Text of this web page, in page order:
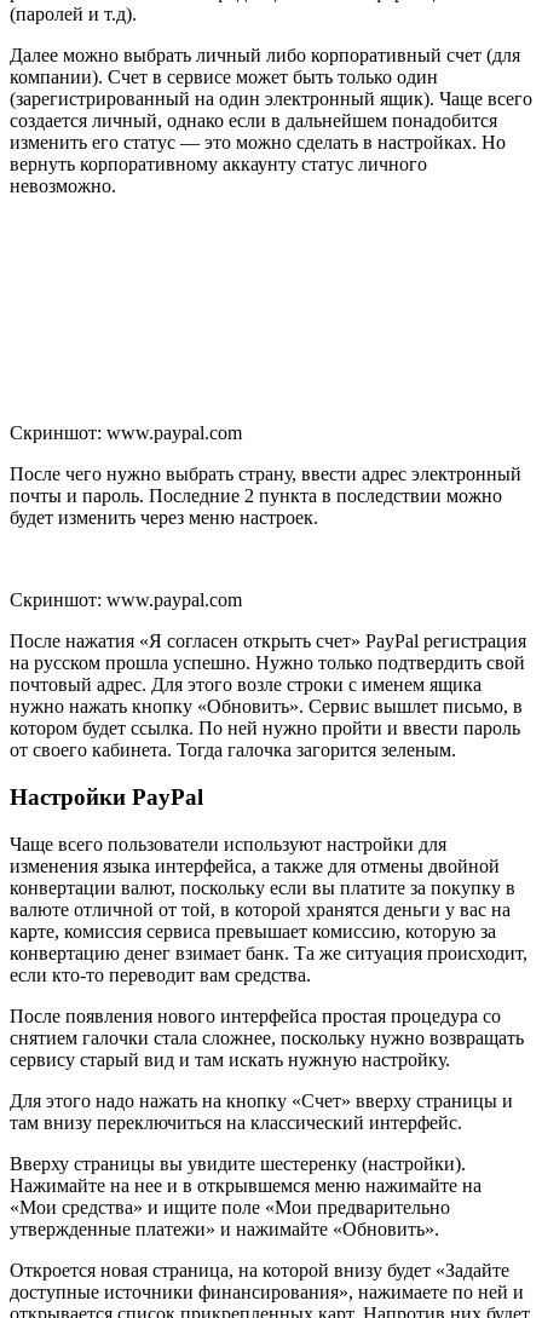
(паролей и т.д).
Далее можно выбрать личный либо корпоративный счет (для
компании). Счет в сервисе может быть только один
(зарегистрированный на один электронный ящик). Чаще всего
создается личный, однако если в дальнейшем понадобится
изменить его статус — это можно сделать в настройках. Но
вернуть корпоративному аккаунту статус личного
невозможно.
Скриншот: www.paypal.com
После чего нужно выбрать страну, ввести адрес электронный
почты и пароль. Последние 2 пункта в последствии можно
будет изменить через меню настроек.
Скриншот: www.paypal.com
После нажатия «Я согласен открыть счет» PayPal регистрация
на русском прошла успешно. Нужно только подтвердить свой
почтовый адрес. Для этого возле строки с именем ящика
нужно нажать кнопку «Обновить». Сервис вышлет письмо, в
котором будет ссылка. По ней нужно пройти и ввести пароль
от своего кабинета. Тогда галочка загорится зеленым.
Настройки PayPal
Чаще всего пользователи используют настройки для
изменения языка интерфейса, а также для отмены двойной
конвертации валют, поскольку если вы платите за покупку в
валюте отличной от той, в которой хранятся деньги у вас на
карте, комиссия сервиса превышает комиссию, которую за
конвертацию денег взимает банк. Та же ситуация происходит,
если кто-то переводит вам средства.
После появления нового интерфейса простая процедура со
снятием галочки стала сложнее, поскольку нужно возвращать
сервису старый вид и там искать нужную настройку.
Для этого надо нажать на кнопку «Счет» вверху страницы и
там внизу переключиться на классический интерфейс.
Вверху страницы вы увидите шестеренку (настройки).
Нажимайте на нее и в открывшемся меню нажимайте на
«Мои средства» и ищите поле «Мои предварительно
утвержденные платежи» и нажимайте «Обновить».
Откроется новая страница, на которой внизу будет «Задайте
доступные источники финансирования», нажимаете по ней и
открывается список прикрепленных карт. Напротив них будет